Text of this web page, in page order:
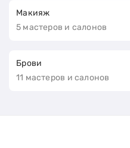
Макияж
5 мастеров и салонов
Брови
11 мастеров и салонов